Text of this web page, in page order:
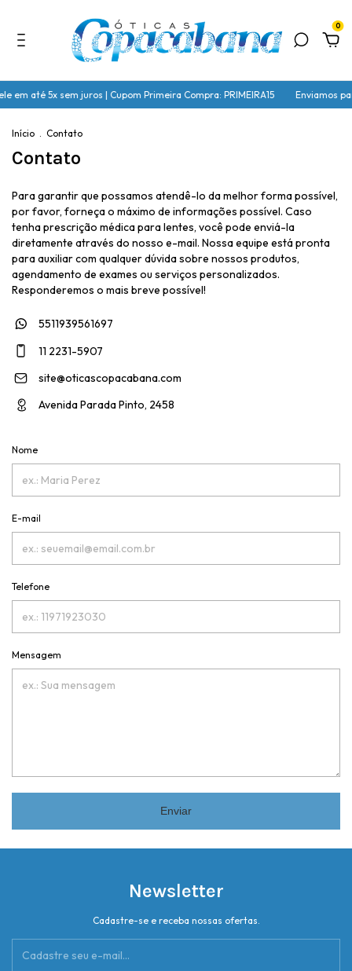
0
em até 5x sem juros | Cupom Primeira Compra: PRIMEIRA15 Enviamos
Início Contato
Contato
Para garantir que possamos atendê-lo da melhor forma possível,
por favor, forneça o máximo de informações possível. Caso
tenha prescrição médica para lentes, você pode enviá-la
diretamente através do nosso e-mail. Nossa equipe está pronta
para auxiliar com qualquer dúvida sobre nossos produtos,
agendamento de exames ou serviços personalizados.
Responderemos o mais breve possível!
5511939561697
11 2231-5907
site@oticascopacabana.com
Avenida Parada Pinto, 2458
Nome
E-mail
Telefone
Mensagem
Enviar
Newsletter
Cadastre-se e receba nossas ofertas.